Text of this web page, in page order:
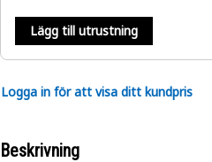
Lägg till utrustning
Logga in för att visa ditt kundpris
Beskrivning